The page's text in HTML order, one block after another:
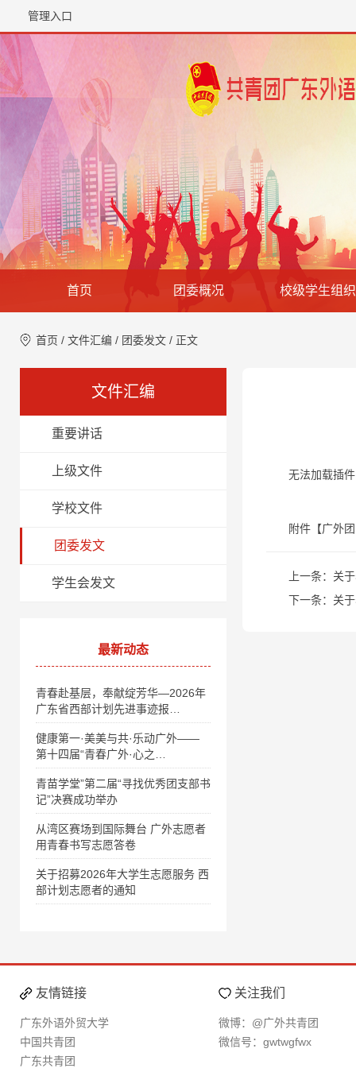
管理入口
首页 团委概况 校级学生组织
首页 / 文件汇编 / 团委发文 / 正文
文件汇编
重要讲话
上级文件
学校文件
团委发文
学生会发文
最新动态
青春赴基层，奉献绽芳华—2026年
广东省西部计划先进事迹报…
健康第一·美美与共·乐动广外——
第十四届“青春广外·心之…
青苗学堂”第二届“寻找优秀团支部书
记”决赛成功举办
从湾区赛场到国际舞台 广外志愿者
用青春书写志愿答卷
关于招募2026年大学生志愿服务 西
部计划志愿者的通知
无法加载插件
附件【广外
上一条： 关
下一条： 关
友情链接
广东外语外贸大学
中国共青团
广东共青团
关注我们
微博：@广外共青团
微信号：gwtwgfwx